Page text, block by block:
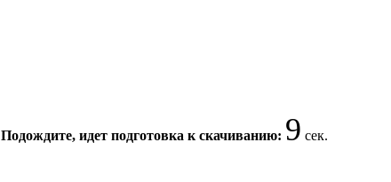
Подождите, идет подготовка к скачиванию: 9 сек.